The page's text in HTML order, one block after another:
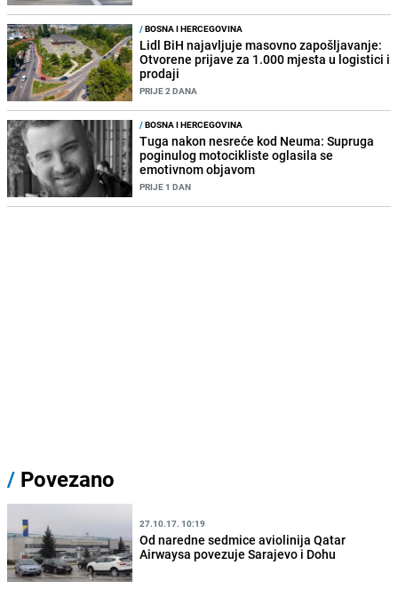
/BOSNA I HERCEGOVINA
Lidl BiH najavljuje masovno zapošljavanje:
Otvorene prijave za 1.000 mjesta u logistici i
prodaji
PRIJE 2 DANA
/BOSNA I HERCEGOVINA
Tuga nakon nesreće kod Neuma: Supruga
poginulog motocikliste oglasila se
emotivnom objavom
PRIJE 1 DAN
/ Povezano
27.10.17. 10:19
Od naredne sedmice aviolinija Qatar
Airwaysa povezuje Sarajevo i Dohu